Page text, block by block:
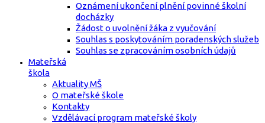
Oznámení ukončení plnění povinné školní
docházky
Žádost o uvolnění žáka z vyučování
Souhlas s poskytováním poradenských služeb
Souhlas se zpracováním osobních údajů
Mateřská
škola
Aktuality MŠ
O mateřské škole
Kontakty
Vzdělávací program mateřské školy